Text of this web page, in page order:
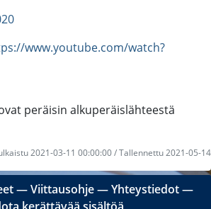
www.youtube.com/watch?
peräisin alkuperäislähteestä
2021-03-11 00:00:00 / Tallennettu 2021-05-14
―Viittausohje―Yhteystiedot―